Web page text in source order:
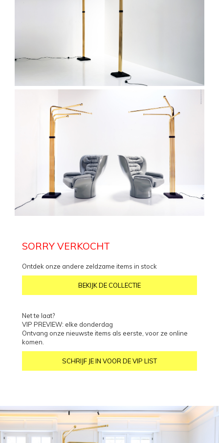
SORRY VERKOCHT
Ontdek onze andere zeldzame items in stock
BEKIJK DE COLLECTIE
Net te laat?
VIP PREVIEW: elke donderdag
Ontvang onze nieuwste items als eerste, voor ze online
komen.
SCHRIJF JE IN VOOR DE VIP LIST